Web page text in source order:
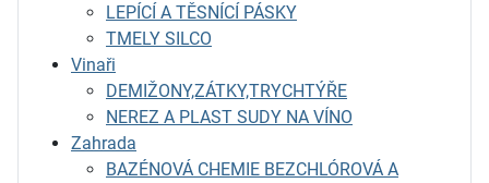
LEPÍCÍ A TĚSNÍCÍ PÁSKY
TMELY SILCO
Vinaři
DEMIŽONY,ZÁTKY,TRYCHTÝŘE
NEREZ A PLAST SUDY NA VÍNO
Zahrada
BAZÉNOVÁ CHEMIE BEZCHLÓROVÁ A